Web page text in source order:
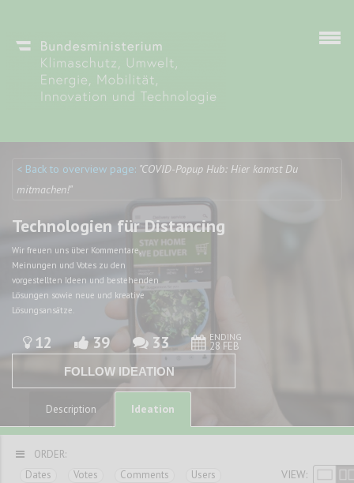
Discuto
Discuto
< Back to overview page: "COVID-Popup Hub: Hier kannst Du
mitmachen!"
Technologien für Distancing
Wir freuen uns über Kommentare,
Meinungen und Votes zu den
vorgestellten Ideen und bestehenden
Lösungen sowie neue und kreative
Lösungsansätze.
12 39 33 ENDING
28 FEB
FOLLOW IDEATION
Description Ideation
ORDER:
Dates
Votes Comments
Users
VIEW: